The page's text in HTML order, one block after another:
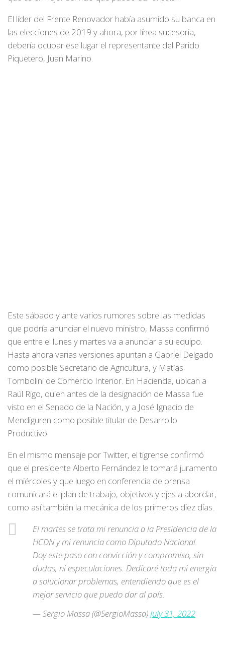
El líder del Frente Renovador había asumido su banca en
las elecciones de 2019 y ahora, por línea sucesoria,
debería ocupar ese lugar el representante del Parido
Piquetero, Juan Marino.
Este sábado y ante varios rumores sobre las medidas
que podría anunciar el nuevo ministro, Massa confirmó
que entre el lunes y martes va a anunciar a su equipo.
Hasta ahora varias versiones apuntan a Gabriel Delgado
como posible Secretario de Agricultura, y Matías
Tombolini de Comercio Interior. En Hacienda, ubican a
Raúl Rigo, quien antes de la designación de Massa fue
visto en el Senado de la Nación, y a José Ignacio de
Mendiguren como posible titular de Desarrollo
Productivo.
En el mismo mensaje por Twitter, el tigrense confirmó
que el presidente Alberto Fernández le tomará juramento
el miércoles y que luego en conferencia de prensa
comunicará el plan de trabajo, objetivos y ejes a abordar,
como así también la mecánica de los primeros diez días.
El martes se trata mi renuncia a la Presidencia de la
HCDN y mi renuncia como Diputado Nacional.
Doy este paso con convicción y compromiso, sin
dudas, ni especulaciones. Dedicaré toda mi energía
a solucionar problemas, entendiendo que es el
mejor servicio que puedo dar al país.
— Sergio Massa (@SergioMassa)July 31, 2022